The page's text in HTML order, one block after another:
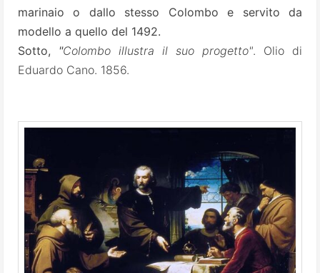
marinaio o dallo stesso Colombo e servito da
modello a quello del 1492.
Sotto, "Colombo illustra il suo progetto". Olio di
Eduardo Cano. 1856.